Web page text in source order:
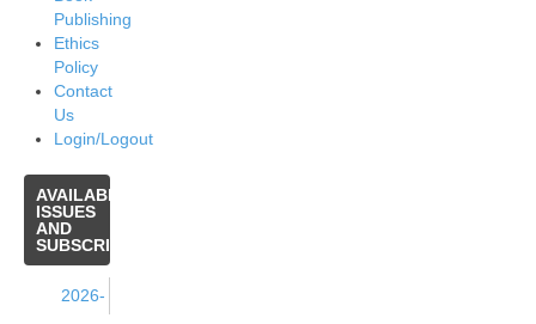
Publishing
Ethics
Policy
Contact
Us
Login/Logout
AVAILABLE
ISSUES
AND
SUBSCRIPTIONS
2026-